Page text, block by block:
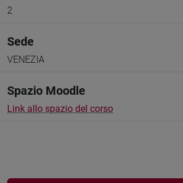
2
Sede
VENEZIA
Spazio Moodle
Link allo spazio del corso